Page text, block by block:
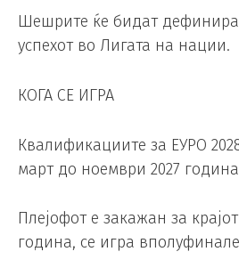
Шешрите ќе бидат
успехот во Лигата на нации.
КОГА СЕ ИГРА
Квалификациите за ЕУРО
март до ноември 2027
Плејофот е закажан за
година, се игра